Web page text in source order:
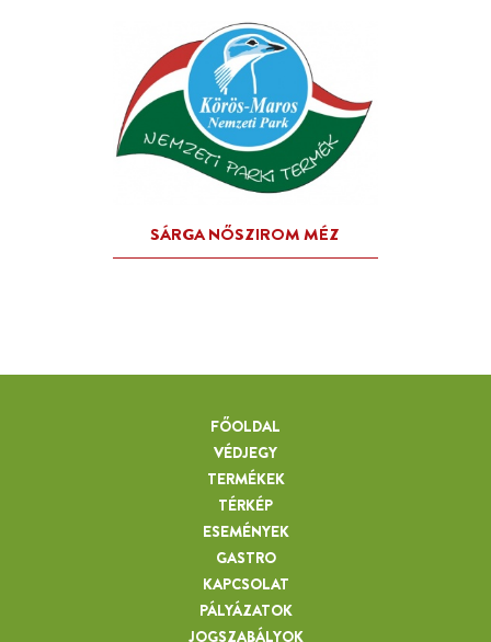
FŐOLDAL
VÉDJEGY
TERMÉKEK
TÉRKÉP
ESEMÉNYEK
GASTRO
KAPCSOLAT
PÁLYÁZATOK
JOGSZABÁLYOK